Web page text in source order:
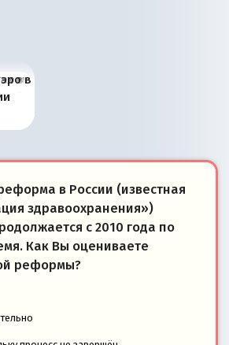
во
и
вв
в России (известная
здравоохранения»)
с 2010 года по
Как Вы оцениваете
реформы?